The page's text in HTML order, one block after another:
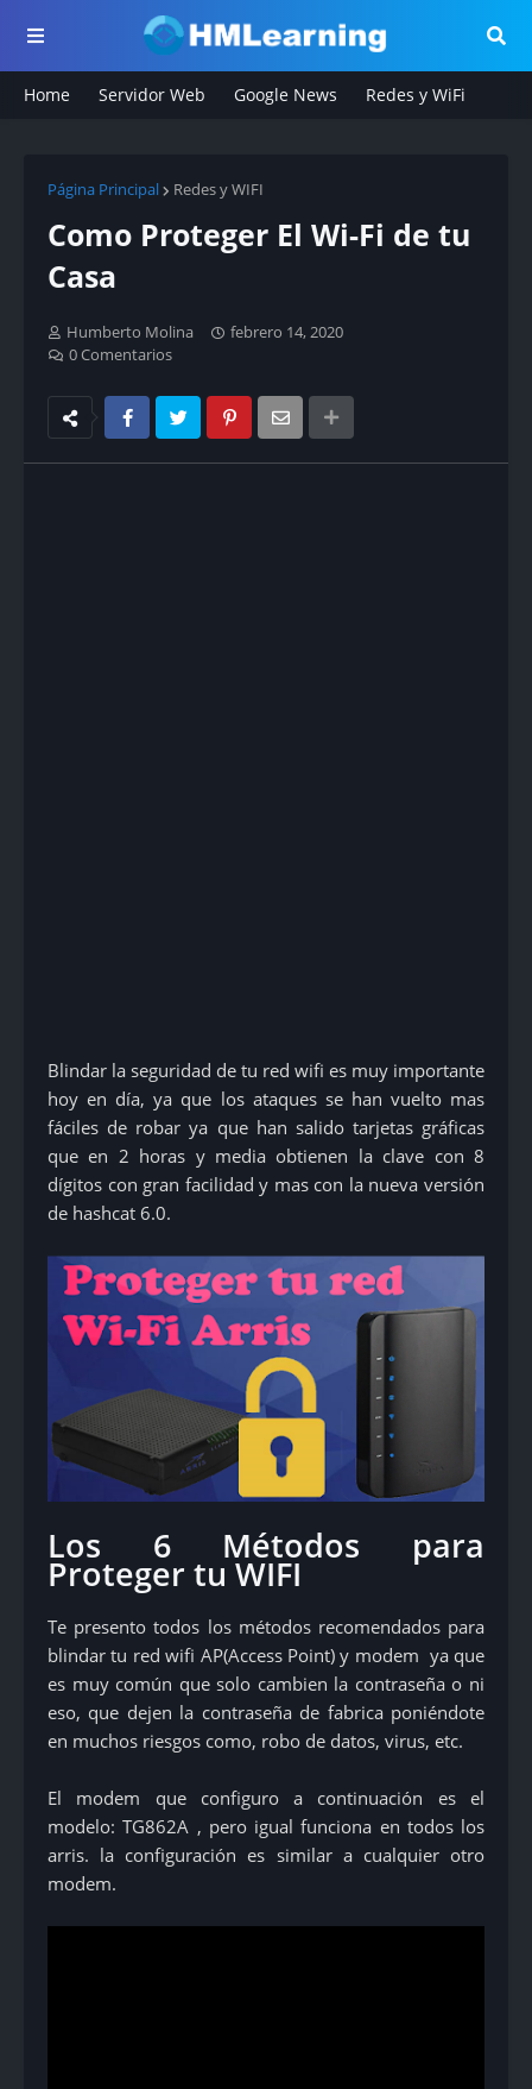
Home Servidor Web Google News Redes y WiFi
Página Principal Redes y WIFI
Como Proteger El Wi-Fi de tu
Casa
Humberto Molina
febrero 14, 2020
0 Comentarios
Blindar la seguridad de tu red wifi es muy importante
hoy en día, ya que los ataques se han vuelto mas
fáciles de robar ya que han salido tarjetas gráficas
que en 2 horas y media obtienen la clave con 8
dígitos con gran facilidad y mas con la nueva versión
de hashcat 6.0.
Los 6 Métodos para
Proteger tu WIFI
Te presento todos los métodos recomendados para
blindar tu red wifi AP(Access Point) y modem ya que
es muy común que solo cambien la contraseña o ni
eso, que dejen la contraseña de fabrica poniéndote
en muchos riesgos como, robo de datos, virus, etc.
El modem que configuro a continuación es el
modelo: TG862A , pero igual funciona en todos los
arris. la configuración es similar a cualquier otro
modem.